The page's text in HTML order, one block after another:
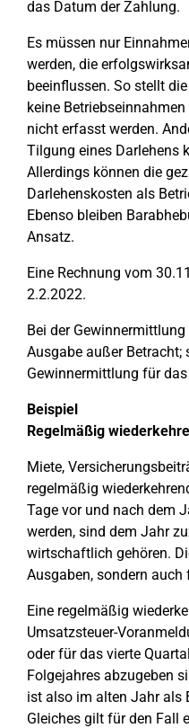
das Datum der Zahlung.
Es müssen nur
werden, die
beeinflussen. So stellt
keine
nicht erfasst werden.
Tilgung eines Darlehens
Allerdings können die
Darlehenskosten als
Ebenso bleiben
Ansatz.
Eine Rechnung vom
2.2.2022.
Bei der
Ausgabe außer Betracht;
Gewinnermittlung für
Beispiel
Regelmäßig
Miete,
regelmäßig
Tage vor und nach dem
werden, sind dem Jahr
wirtschaftlich gehören.
Ausgaben, sondern auch
Eine regelmäßig
Umsatzsteuer-
oder für das vierte
Folgejahres abzugeben
ist also im alten Jahr als
Gleiches gilt für den Fall